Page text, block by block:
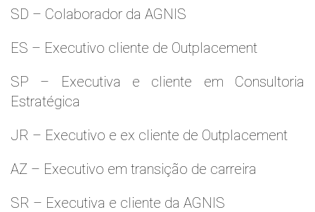
SD – Colaborador da AGNIS
ES – Executivo cliente de Outplacement
SP – Executiva e cliente em Consultoria
Estratégica
JR – Executivo e ex cliente de Outplacement
AZ – Executivo em transição de carreira
SR – Executiva e cliente da AGNIS